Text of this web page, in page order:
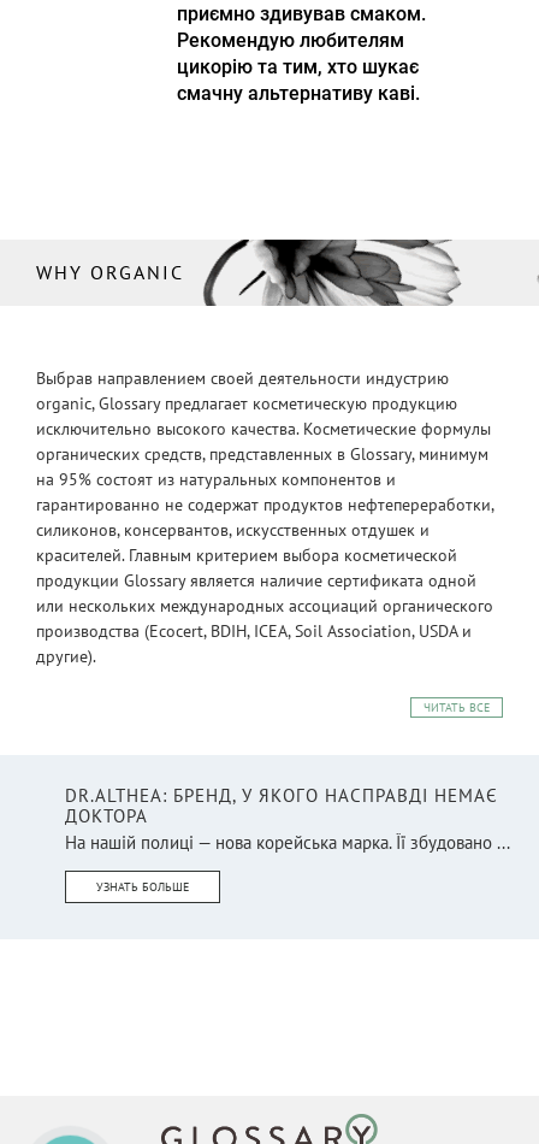
приємно здивував смаком.
Рекомендую любителям
цикорію та тим, хто шукає
смачну альтернативу каві.
WHY ORGANIC
Выбрав направлением своей деятельности индустрию
organic, Glossary предлагает косметическую продукцию
исключительно высокого качества. Косметические формулы
органических средств, представленных в Glossary, минимум
на 95% состоят из натуральных компонентов и
гарантированно не содержат продуктов нефтепереработки,
силиконов, консервантов, искусственных отдушек и
красителей. Главным критерием выбора косметической
продукции Glossary является наличие сертификата одной
или нескольких международных ассоциаций органического
производства (Ecocert, BDIH, ICEA, Soil Association, USDA и
другие).
ЧИТАТЬ ВСЕ
DR.ALTHEA: БРЕНД, У ЯКОГО НАСПРАВДІ НЕМАЄ
ДОКТОРА
На нашій полиці — нова корейська марка. Її збудовано ...
УЗНАТЬ БОЛЬШЕ